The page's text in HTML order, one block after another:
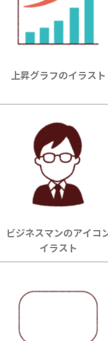
上昇グラフのイラスト
ビジネスマンのアイコ
イラスト